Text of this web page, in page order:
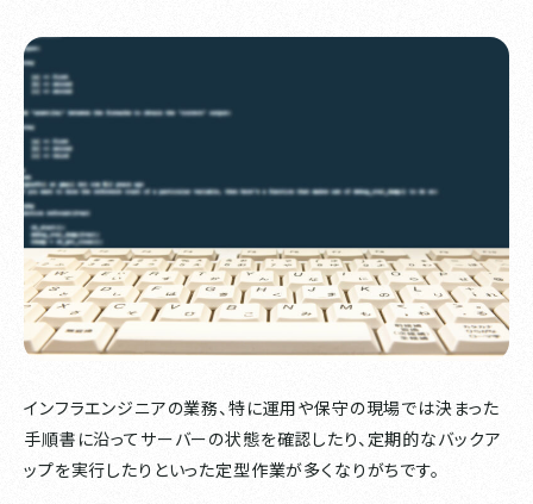
インフラエンジニアの業務、特に運用や保守の現場では決まった
手順書に沿ってサーバーの状態を確認したり、定期的なバックア
ップを実行したりといった定型作業が多くなりがちです。